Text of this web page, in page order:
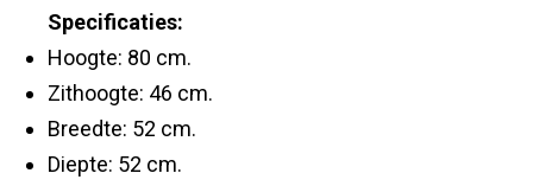
Specificaties:
Hoogte: 80 cm.
Zithoogte: 46 cm.
Breedte: 52 cm.
Diepte: 52 cm.